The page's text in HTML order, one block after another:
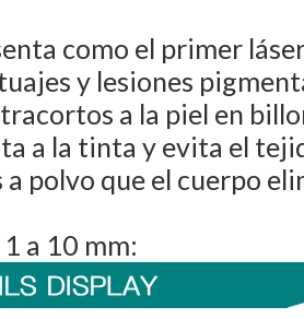
como el primer
y lesiones
a la piel en
a la tinta y evita el
polvo que el cuerpo
a 10 mm: